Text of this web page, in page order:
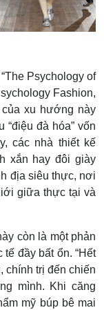
Psychology of
Fashion,
xu hướng này
đà hóa” vốn
các nhà thiết kế
xắn hay đôi giày
địa siêu thực, nơi
giữa thực tại và
còn là một phản
đầy bất ổn. “Hết
chính trị đến chiến
mình. Khi căng
mỹ búp bê mai